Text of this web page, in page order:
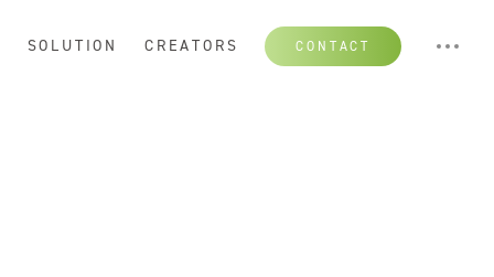
SOLUTION CREATORS CONTACT